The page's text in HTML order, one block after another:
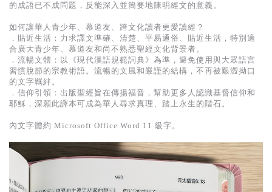
的成語已不成問題，反能深入並簡要地陳明經文的意義。
如何讓華人青少年、慕道友、跨文化讀者更愛讀經？
．貼近生活：力求譯文準確、清楚、平易通俗、貼近生活，特別適
合廣大青少年、慕道友和尚不熟悉聖經文化背景者。
．流暢文體：以《現代漢語規範詞典》為準，避免使用與大眾語言
習慣脫節的宗教術語。流暢的文風和嚴謹的結構，不再被艱澀拗口
的文字羈絆。
．信仰引領：出版聖經旨在傳揚福音，幫助更多人認識基督信仰和
耶穌，深願此譯本可成為華人尋求真理、踏上永生的階石。
內文字體約 Microsoft Office Word 11 級字。